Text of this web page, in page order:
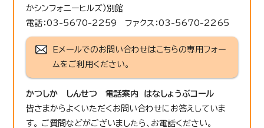
かシンフォニーヒルズ）別館
電話：03-5670-2259 ファクス：03-5670-2265
Eメールでのお問い合わせはこちらの専用フォー
ムをご利用ください。
かつしか しんせつ 電話案内 はなしょうぶコール
皆さまからよくいただくお問い合わせにお答えしていま
す。 ご質問などがございましたら、お電話ください。